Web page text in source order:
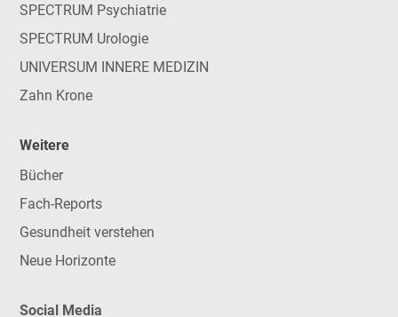
SPECTRUM Psychiatrie
SPECTRUM Urologie
UNIVERSUM INNERE MEDIZIN
Zahn Krone
Weitere
Bücher
Fach-Reports
Gesundheit verstehen
Neue Horizonte
Social Media